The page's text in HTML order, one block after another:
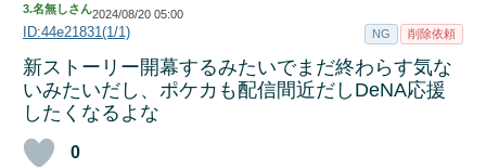
3.名無しさん2024/08/20 05:00
ID:44e21831(1/1) NG 削除依頼
新ストーリー開幕するみたいでまだ終わらす気な
いみたいだし、ポケカも配信間近だしDeNA応援
したくなるよな
0